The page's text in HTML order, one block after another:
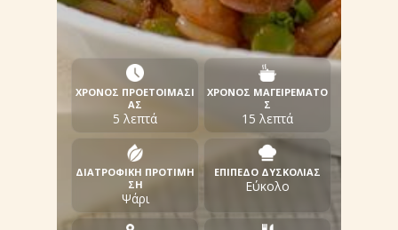
ΧΡΟΝΟΣ ΠΡΟΕΤΟΙΜΑΣΙ
ΑΣ
5 λεπτά
ΧΡΟΝΟΣ ΜΑΓΕΙΡΕΜΑΤΟ
Σ
15 λεπτά
ΔΙΑΤΡΟΦΙΚΗ ΠΡΟΤΙΜΗ
ΣΗ
Ψάρι
ΕΠΙΠΕΔΟ ΔΥΣΚΟΛΙΑΣ
Εύκολο